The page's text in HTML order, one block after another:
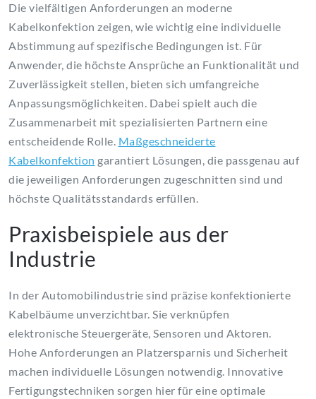
Die vielfältigen Anforderungen an moderne
Kabelkonfektion zeigen, wie wichtig eine individuelle
Abstimmung auf spezifische Bedingungen ist. Für
Anwender, die höchste Ansprüche an Funktionalität und
Zuverlässigkeit stellen, bieten sich umfangreiche
Anpassungsmöglichkeiten. Dabei spielt auch die
Zusammenarbeit mit spezialisierten Partnern eine
entscheidende Rolle. Maßgeschneiderte
Kabelkonfektion garantiert Lösungen, die passgenau auf
die jeweiligen Anforderungen zugeschnitten sind und
höchste Qualitätsstandards erfüllen.
Praxisbeispiele aus der
Industrie
In der Automobilindustrie sind präzise konfektionierte
Kabelbäume unverzichtbar. Sie verknüpfen
elektronische Steuergeräte, Sensoren und Aktoren.
Hohe Anforderungen an Platzersparnis und Sicherheit
machen individuelle Lösungen notwendig. Innovative
Fertigungstechniken sorgen hier für eine optimale